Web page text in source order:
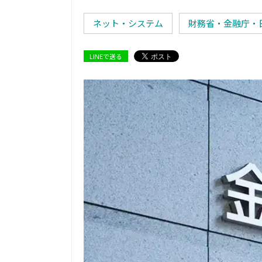
ネット・システム 財務省・金融庁・
LINEで送る